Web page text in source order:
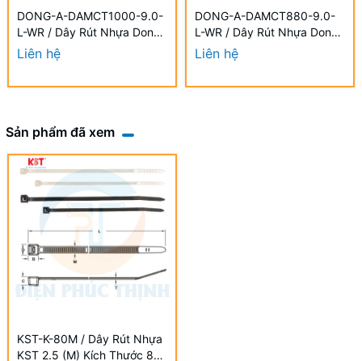
DONG-A-DAMCT1000-9.0-
L-WR / Dây Rút Nhựa Dong-
A 9.0×1000mm Chống UV
Liên hệ
DONG-A-DAMCT880-9.0-
L-WR / Dây Rút Nhựa Dong-
A 9.0×880mm Chống UV
Liên hệ
Sản phẩm đã xem
KST-K-80M / Dây Rút Nhựa
KST 2.5 (M) Kích Thước 80